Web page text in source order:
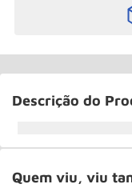
Descrição do
Quem viu, viu